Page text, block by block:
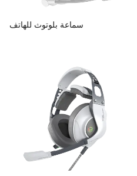
سماعة بلوتوث للهاتف